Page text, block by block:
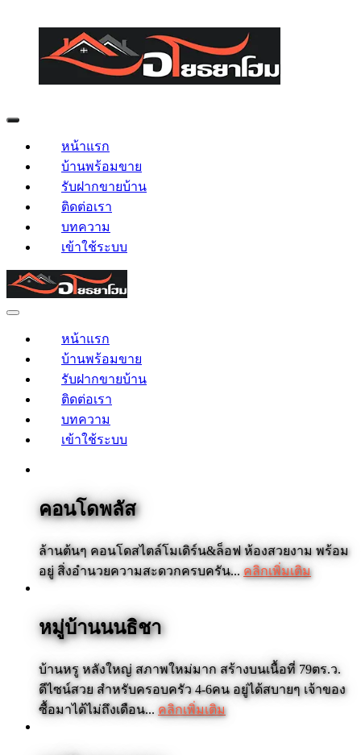
หน้าแรก
บ้านพร้อมขาย
รับฝากขายบ้าน
ติดต่อเรา
บทความ
เข้าใช้ระบบ
หน้าแรก
บ้านพร้อมขาย
รับฝากขายบ้าน
ติดต่อเรา
บทความ
เข้าใช้ระบบ
คอนโดพลัส
ล้านต้นๆ คอนโดสไตล์โมเดิร์น&ล็อฟ ห้องสวยงาม พร้อม
อยู่ สิ่งอำนวยความสะดวกครบครัน...คลิกเพิ่มเติม
หมู่บ้านนนธิชา
บ้านหรู หลังใหญ่ สภาพใหม่มาก สร้างบนเนื้อที่ 79ตร.ว.
ดีไซน์สวย สำหรับครอบครัว 4-6คน อยู่ได้สบายๆ เจ้าของ
ซื้อมาได้ไม่ถึงเดือน...คลิกเพิ่มเติม